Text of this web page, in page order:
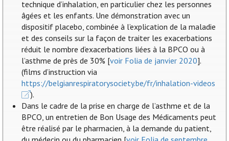
technique d’inhalation, en particulier chez les personnes
âgées et les enfants. Une démonstration avec un
dispositif placebo, combinée à l’explication de la maladie
et des conseils sur la façon de traiter les exacerbations
réduit le nombre d’exacerbations liées à la BPCO ou à
l’asthme de près de 30% [voir Folia de janvier 2020].
(films d’instruction via
https://belgianrespiratorysociety.be/fr/inhalation-videos
).
Dans le cadre de la prise en charge de l’asthme et de la
BPCO, un entretien de Bon Usage des Médicaments peut
être réalisé par le pharmacien, à la demande du patient,